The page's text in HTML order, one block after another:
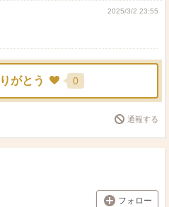
2025/3/2 23:55
がとう 0
通報する
フォロー